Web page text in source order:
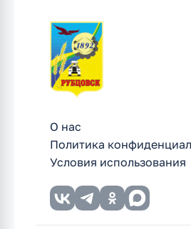
О нас
Политика
Условия использования